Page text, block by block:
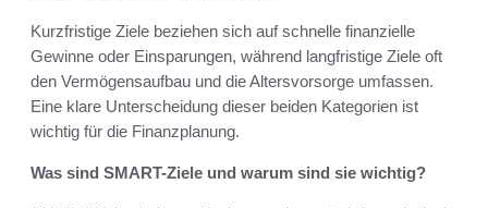
Kurzfristige Ziele beziehen sich auf schnelle finanzielle
Gewinne oder Einsparungen, während langfristige Ziele oft
den Vermögensaufbau und die Altersvorsorge umfassen.
Eine klare Unterscheidung dieser beiden Kategorien ist
wichtig für die Finanzplanung.
Was sind SMART-Ziele und warum sind sie wichtig?